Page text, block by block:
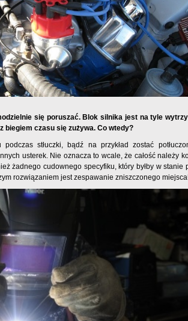
się poruszać. Blok silnika jest na tyle
biegiem czasu się zużywa. Co wtedy?
stłuczki, bądź na przykład zostać
usterek. Nie oznacza to wcale, że całość należy
żadnego cudownego specyfiku, który byłby w stanie
rozwiązaniem jest zespawanie zniszczonego